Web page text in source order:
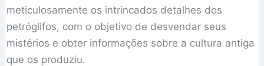
meticulosamente os intrincados detalhes dos
petróglifos, com o objetivo de desvendar seus
mistérios e obter informações sobre a cultura antiga
que os produziu.